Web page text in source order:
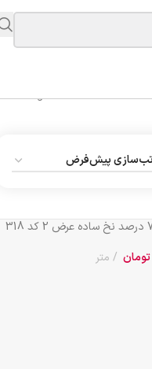
Showing 1–20 of 120 results
تومان متر